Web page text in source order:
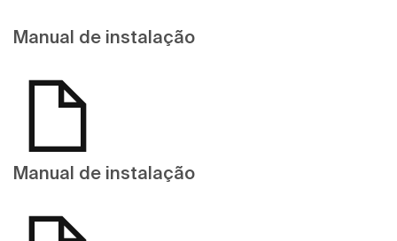
Manual de instalação
Manual de instalação